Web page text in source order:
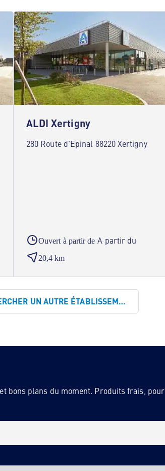
ALDI Xertigny
280 Route d'Epinal 88220 Xertigny
Ouvert à partir de A partir du
20,4 km
UN AUTRE ÉTABLISSEMENT
bons plans du moment. Produits frais,